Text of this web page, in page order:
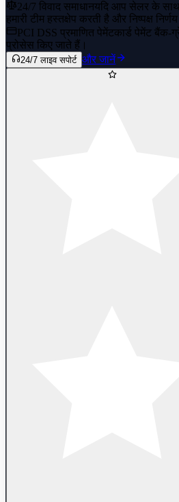
24/7 विवाद समाधानयदि आप सेलर के साथ
हमारी टीम हस्तक्षेप करती है और निष्पक्ष
PCI DSS प्रमाणित पेमेंटकार्ड पेमेंट बैंक-
प्रोसेस किए जाते हैं।
24/7 लाइव सपोर्ट और जानें